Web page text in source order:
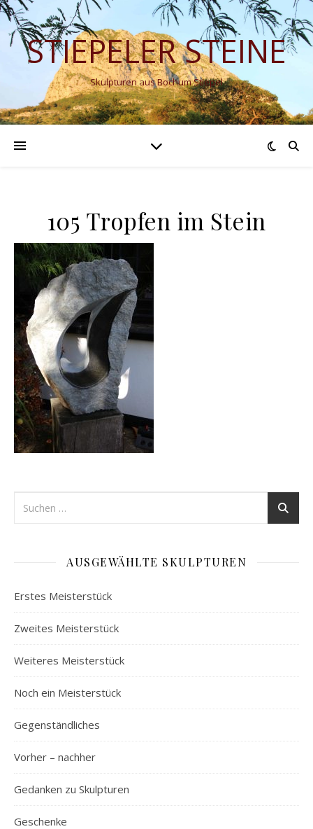
STIEPELER STEINE
Skulpturen aus Bochum Stiepel
105 Tropfen im Stein
AUSGEWÄHLTE SKULPTUREN
Erstes Meisterstück
Zweites Meisterstück
Weiteres Meisterstück
Noch ein Meisterstück
Gegenständliches
Vorher – nachher
Gedanken zu Skulpturen
Geschenke